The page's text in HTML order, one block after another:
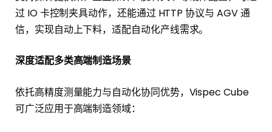
过 IO 卡控制夹具动作，还能通过 HTTP 协议与 AGV 通
信，实现自动上下料，适配自动化产线需求。
深度适配多类高端制造场景
依托高精度测量能力与自动化协同优势，Vispec Cube
可广泛应用于高端制造领域：